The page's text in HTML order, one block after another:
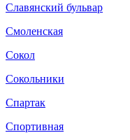
Славянский бульвар
Смоленская
Сокол
Сокольники
Спартак
Спортивная